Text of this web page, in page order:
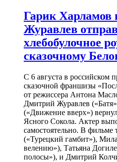
Гарик
Журавлев
хлебобулочное
сказочному
С 6 августа в российском
сказочной франшизы
от режиссера Антона
Дмитрий Журавлев
(«Движение вверх»)
Ясного Сокола. Актер
самостоятельно. В фильме
(«Турецкий гамбит»),
велению»), Татьяна
полосы»), и Дмитрий